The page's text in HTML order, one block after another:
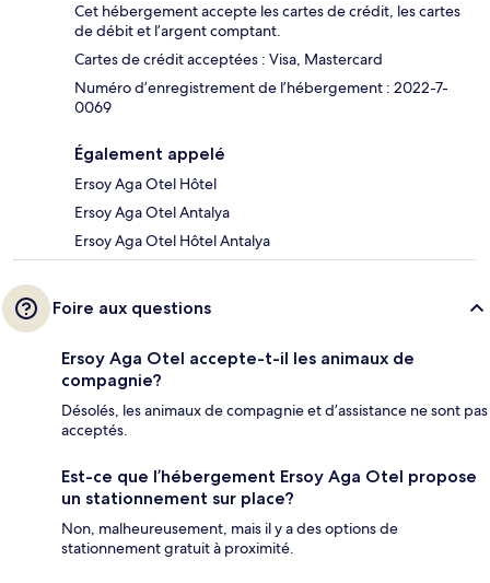
Cet hébergement accepte les cartes de crédit, les cartes
de débit et l’argent comptant.
Cartes de crédit acceptées : Visa, Mastercard
Numéro d’enregistrement de l’hébergement : 2022-7-
0069
Également appelé
Ersoy Aga Otel Hôtel
Ersoy Aga Otel Antalya
Ersoy Aga Otel Hôtel Antalya
Foire aux questions
Ersoy Aga Otel accepte-t-il les animaux de
compagnie?
Désolés, les animaux de compagnie et d’assistance ne sont pas
acceptés.
Est-ce que l’hébergement Ersoy Aga Otel propose
un stationnement sur place?
Non, malheureusement, mais il y a des options de
stationnement gratuit à proximité.